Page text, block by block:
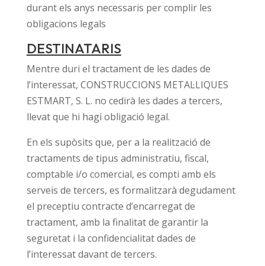
durant els anys necessaris per complir les
obligacions legals
DESTINATARIS
Mentre duri el tractament de les dades de
l’interessat, CONSTRUCCIONS METAL·LIQUES
ESTMART, S. L. no cedirà les dades a tercers,
llevat que hi hagi obligació legal.
En els supòsits que, per a la realització de
tractaments de tipus administratiu, fiscal,
comptable i/o comercial, es compti amb els
serveis de tercers, es formalitzarà degudament
el preceptiu contracte d’encarregat de
tractament, amb la finalitat de garantir la
seguretat i la confidencialitat dades de
l’interessat davant de tercers.